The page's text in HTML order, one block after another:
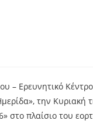
– Ερευνητικό
την Κυριακή
στο πλαίσιο του